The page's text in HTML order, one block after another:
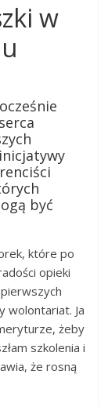
w
być
które po
opieki
wolontariat. Ja
żeby
szkolenia i
że rosną